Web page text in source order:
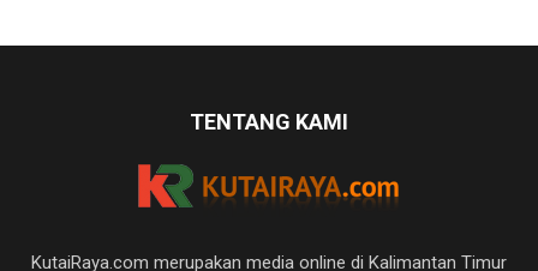
TENTANG KAMI
KutaiRaya.com merupakan media online di Kalimantan Timur